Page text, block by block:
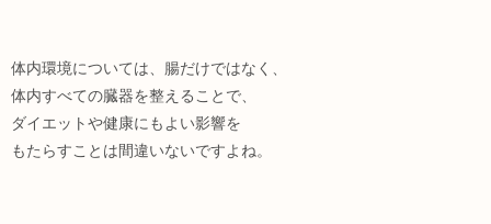
体内環境については、腸だけではなく、
体内すべての臓器を整えることで、
ダイエットや健康にもよい影響を
もたらすことは間違いないですよね。